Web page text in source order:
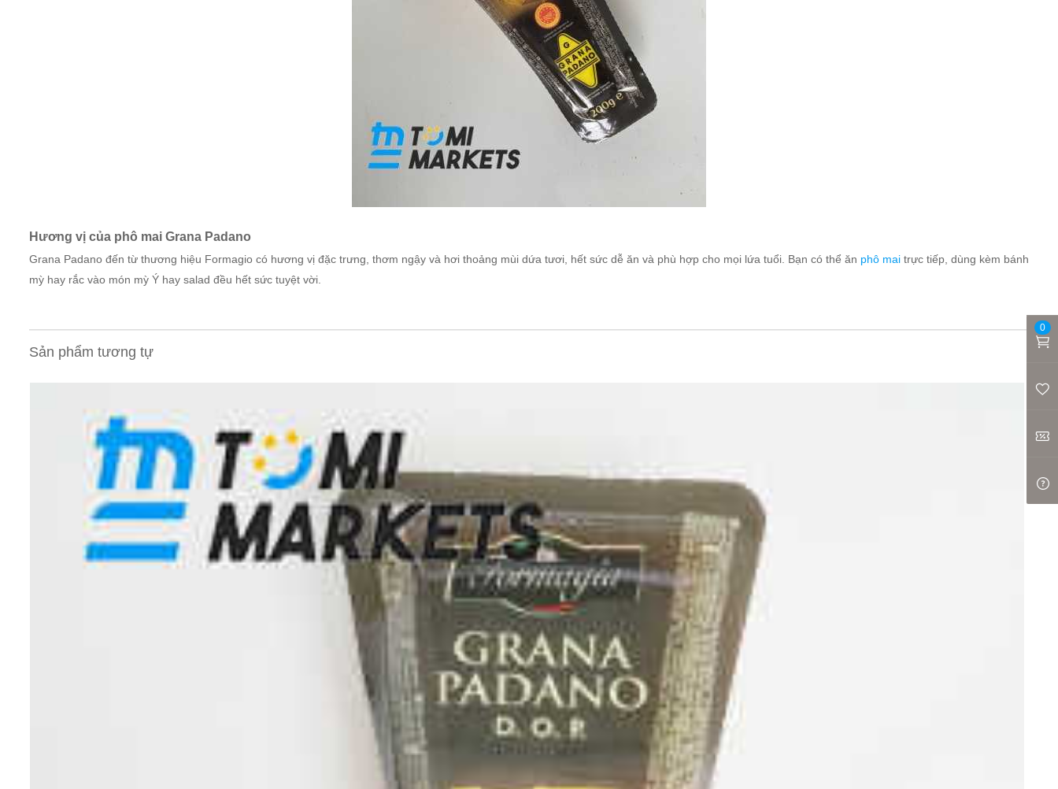
0
Hương vị của phô mai Grana Padano
Grana Padano đến từ thương hiệu Formagio có hương vị đặc trưng, thơm ngậy và hơi thoảng mùi dứa tươi, hết sức dễ ăn và phù hợp cho mọi lứa tuổi. Bạn có thể ăn phô mai trực tiếp, dùng kèm bánh
mỳ hay rắc vào món mỳ Ý hay salad đều hết sức tuyệt vời.
Sản phẩm tương tự